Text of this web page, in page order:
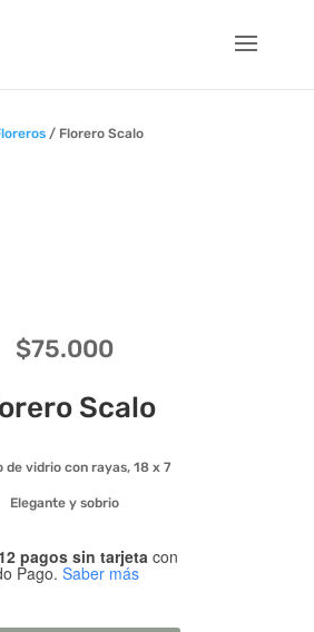
/ Florero Scalo
$75.000
Scalo
de vidrio con rayas, 18 x 7
Elegante y sobrio
pagos sin tarjetacon
Pago. Saber más